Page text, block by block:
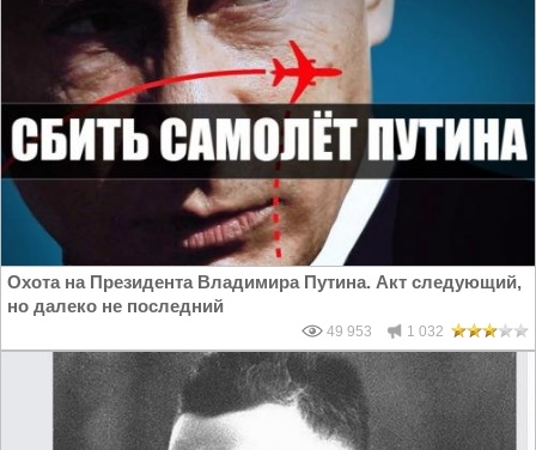
Охота на Президента Владимира Путина. Акт следующий,
но далеко не последний
49 953 1 032